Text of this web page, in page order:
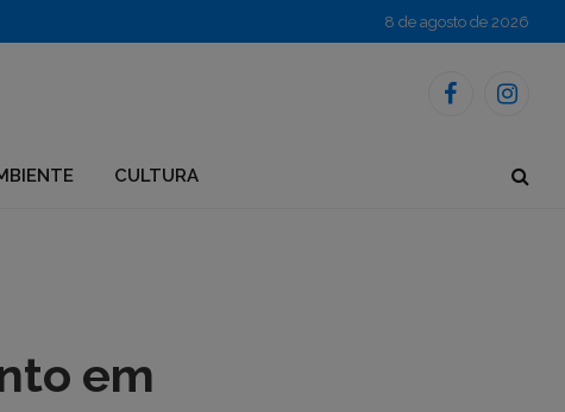
8 de agosto de 2026
Facebook
CULTURA
em